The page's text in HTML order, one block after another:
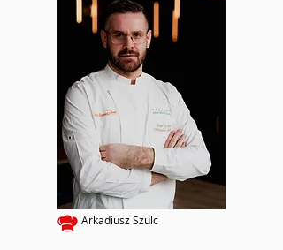
Arkadiusz Szulc